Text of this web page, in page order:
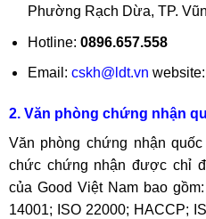
Phường Rạch Dừa, TP.
Hotline: 0896.657.558
Email: cskh@ldt.vn website:
2. Văn phòng chứng nhận
Văn phòng chứng nhận
chức chứng nhận được chỉ
của Good Việt Nam bao
14001; ISO 22000; HACCP;